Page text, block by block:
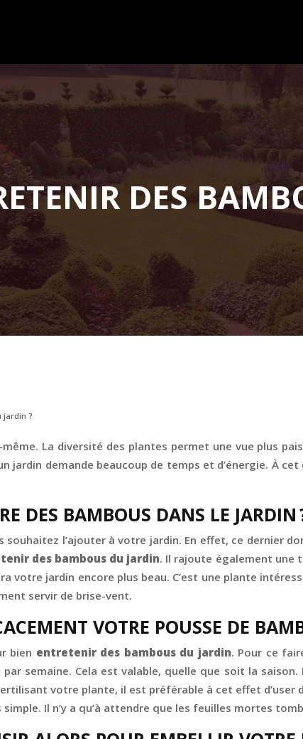
DES
jardin ?
La diversité des plantes permet une vue plus
jardin demande beaucoup de temps et d’énergie. À
DES BAMBOUS DANS LE JARDIN
l’ajouter à votre jardin. En effet, ce dernier
des bambous du jardin. Il rajoute également une
votre jardin encore plus beau. C’est une plante
servir de brise-vent.
VOTRE POUSSE DE
bien entretenir des bambous du jardin. Pour ce
semaine. Cela est valable, quelle que soit la
votre plante, il est préférable à cet effet
Il n’y a qu’à attendre que les feuilles mortes